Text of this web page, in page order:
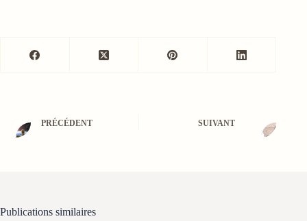
PRÉCÉDENT SUIVANT
Publications similaires